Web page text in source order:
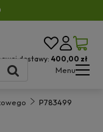
dostawy: 400,00 zł
Menu
P783499